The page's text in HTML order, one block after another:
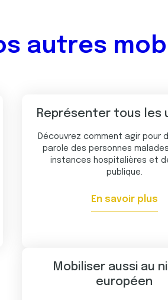
autres
Représenter tous les
Découvrez comment agir pour
parole des personnes
instances hospitalières et
publique.
En savoir plus
Mobiliser aussi au
européen